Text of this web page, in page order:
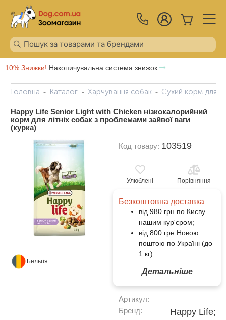
10% Знижки! Накопичувальна система знижок
Головна Каталог Харчування собак Сухий корм для
Happy Life Senior Light with Chicken нізкокалорийний
корм для літніх собак з проблемами зайвої ваги
(курка)
Бельгія
Код товару: 103519
Улюблені Порівняння
Безкоштовна доставка
від 980 грн по Києву
нашим кур'єром;
від 800 грн Новою
поштою по Україні (до
1 кг)
Детальніше
Артикул:
Бренд:
Happy Life;